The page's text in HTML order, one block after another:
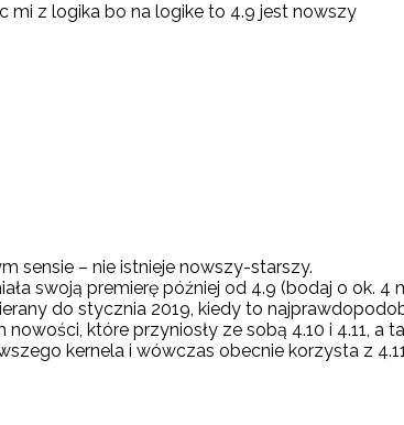
mi z logika bo na logike to 4.9 jest nowszy
sensie – nie istnieje nowszy-starszy.
swoją premierę później od 4.9 (bodaj o ok.
do stycznia 2019, kiedy to
które przyniosły ze sobą 4.10 i 4.11, a
kernela i wówczas obecnie korzysta z